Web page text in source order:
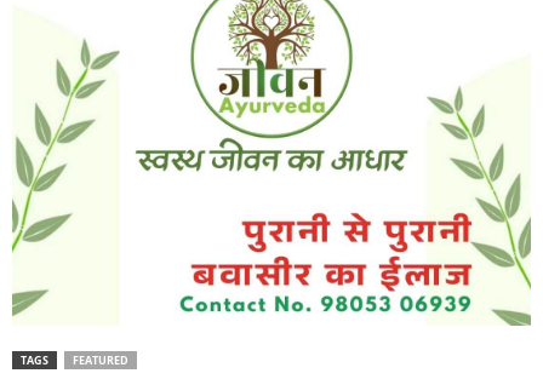
TAGS FEATURED